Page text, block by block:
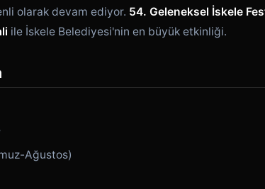
olarak devam ediyor. 54. Geleneksel İskele
ile İskele Belediyesi'nin en büyük etkinliği.
Ağustos)